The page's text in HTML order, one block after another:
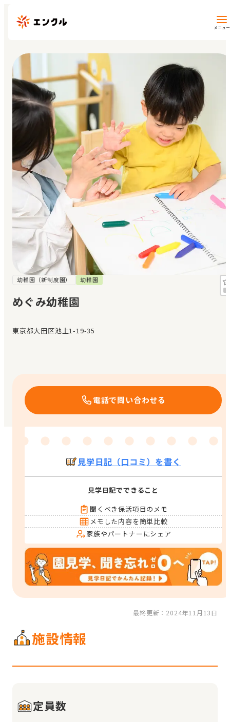
メニュー
保育園・幼稚園を探す
地図から探す
地域から探す
マイページ
閲覧履歴
お気に入り
見学日記
メッセージ
おすすめの園
エンクルの特徴と活用方法
幼稚園（新制度園） 幼稚園
めぐみ幼稚園
東京都大田区池上1-19-35
電話で問い合わせる
見学日記（口コミ）を書く
見学日記でできること
聞くべき保活項目のメモ
メモした内容を簡単比較
家族やパートナーにシェア
最終更新：2024年11月13日
施設情報
定員数